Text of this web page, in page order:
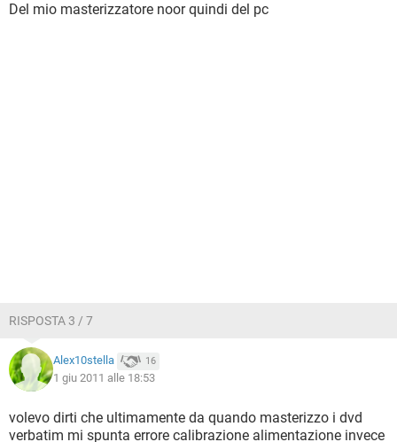
Del mio masterizzatore noor quindi del pc
RISPOSTA 3 / 7
Alex10stella 16
1 giu 2011 alle 18:53
volevo dirti che ultimamente da quando masterizzo i dvd
verbatim mi spunta errore calibrazione alimentazione invece